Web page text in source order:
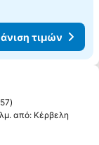
τιμών
αγαπημένα
από: Κέρβελη